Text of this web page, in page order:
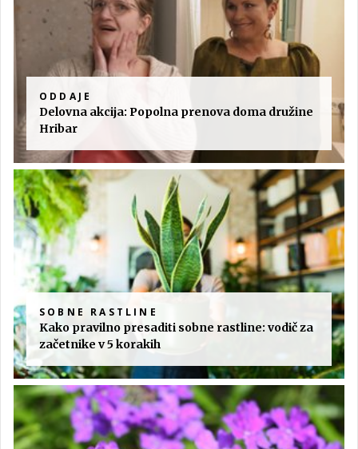
ODDAJE
Delovna akcija: Popolna prenova doma družine
Hribar
SOBNE RASTLINE
Kako pravilno presaditi sobne rastline: vodič za
začetnike v 5 korakih